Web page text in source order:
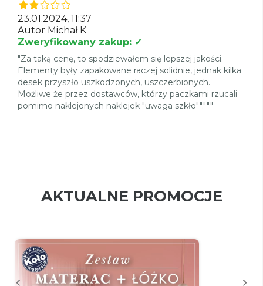
23.01.2024, 11:37
Autor Michał K
Zweryfikowany zakup: ✓
"Za taką cenę, to spodziewałem się lepszej jakości.
Elementy były zapakowane raczej solidnie, jednak kilka
desek przyszło uszkodzonych, uszczerbionych.
Możliwe że przez dostawców, którzy paczkami rzucali
pomimo naklejonych naklejek "uwaga szkło""."""
AKTUALNE PROMOCJE